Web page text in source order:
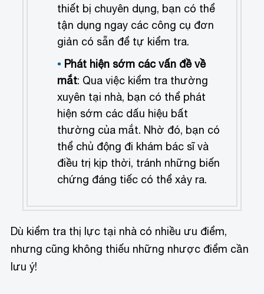
thiết bị chuyên dụng, bạn có thể
tận dụng ngay các công cụ đơn
giản có sẵn để tự kiểm tra.
Phát hiện sớm các vấn đề về
mắt: Qua việc kiểm tra thường
xuyên tại nhà, bạn có thể phát
hiện sớm các dấu hiệu bất
thường của mắt. Nhờ đó, bạn có
thể chủ động đi khám bác sĩ và
điều trị kịp thời, tránh những biến
chứng đáng tiếc có thể xảy ra.
Dù kiểm tra thị lực tại nhà có nhiều ưu điểm,
nhưng cũng không thiếu những nhược điểm cần
lưu ý!